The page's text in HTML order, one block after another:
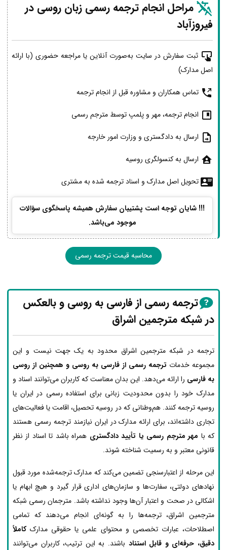
مراحل انجام ترجمه رسمی زبان روسی در
فیروزآباد
ثبت سفارش در سایت به‌صورت آنلاین یا مراجعه حضوری (با ارائه
اصل مدارک)
تماس همکاران و مشاوره قبل از انجام ترجمه
انجام ترجمه، مهر و پلمپ توسط مترجم رسمی
ارسال به دادگستری و وزارت امور خارجه
ارسال به کنسولگری روسیه
تحویل اصل مدارک و اسناد ترجمه شده به مشتری
!!! شایان توجه است پشتیبان سفارش همیشه پاسخگوی سؤالات
موجود می‌باشد.
محاسبه قیمت ترجمه رسمی
ترجمه رسمی از فارسی به روسی و بالعکس
در شبکه مترجمین اشراق
ترجمه در شبکه مترجمین اشراق محدود به یک جهت نیست و این
مجموعه خدمات ترجمه رسمی از فارسی به روسی و همچنین از روسی
به فارسی را ارائه می‌دهد. این بدان معناست که کاربران می‌توانند اسناد و
مدارک خود را بدون محدودیت زبانی برای استفاده رسمی در ایران یا
روسیه ترجمه کنند. هم‌وطنانی که در روسیه تحصیل، اقامت یا فعالیت‌های
تجاری داشته‌اند، برای ارائه مدارک در ایران نیازمند ترجمه رسمی هستند
که با مهر مترجم رسمی یا تأیید دادگستری همراه باشد تا اسناد از نظر
قانونی معتبر و به رسمیت شناخته شوند.
این مرحله از اعتبارسنجی تضمین می‌کند که مدارک ترجمه‌شده مورد قبول
نهادهای دولتی، سفارت‌ها و سازمان‌های اداری قرار گیرد و هیچ ابهام یا
اشکالی در صحت و اعتبار آن‌ها وجود نداشته باشد. مترجمان رسمی شبکه
مترجمین اشراق، ترجمه‌ها را به گونه‌ای انجام می‌دهند که تمامی
اصطلاحات، عبارات تخصصی و محتوای علمی یا حقوقی مدارککاملاً
دقیق، حرفه‌ای و قابل استناد باشند. به این ترتیب، کاربران می‌توانند